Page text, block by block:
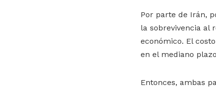
Por parte de Irán,
la sobrevivencia al
económico. El
en el mediano
Entonces, ambas